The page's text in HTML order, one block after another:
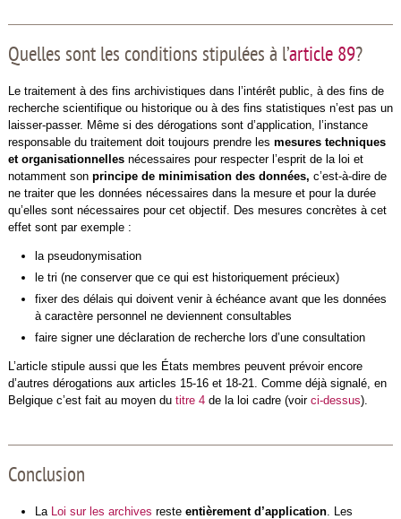
Quelles sont les conditions stipulées à l’article 89?
Le traitement à des fins archivistiques dans l’intérêt public, à des fins de
recherche scientifique ou historique ou à des fins statistiques n’est pas un
laisser-passer. Même si des dérogations sont d’application, l’instance
responsable du traitement doit toujours prendre les mesures techniques
et organisationnelles nécessaires pour respecter l’esprit de la loi et
notamment son principe de minimisation des données, c’est-à-dire de
ne traiter que les données nécessaires dans la mesure et pour la durée
qu’elles sont nécessaires pour cet objectif. Des mesures concrètes à cet
effet sont par exemple :
la pseudonymisation
le tri (ne conserver que ce qui est historiquement précieux)
fixer des délais qui doivent venir à échéance avant que les données
à caractère personnel ne deviennent consultables
faire signer une déclaration de recherche lors d’une consultation
L’article stipule aussi que les États membres peuvent prévoir encore
d’autres dérogations aux articles 15-16 et 18-21. Comme déjà signalé, en
Belgique c’est fait au moyen du titre 4de la loi cadre (voir ci-dessus).
Conclusion
La Loi sur les archives reste entièrement d’application. Les